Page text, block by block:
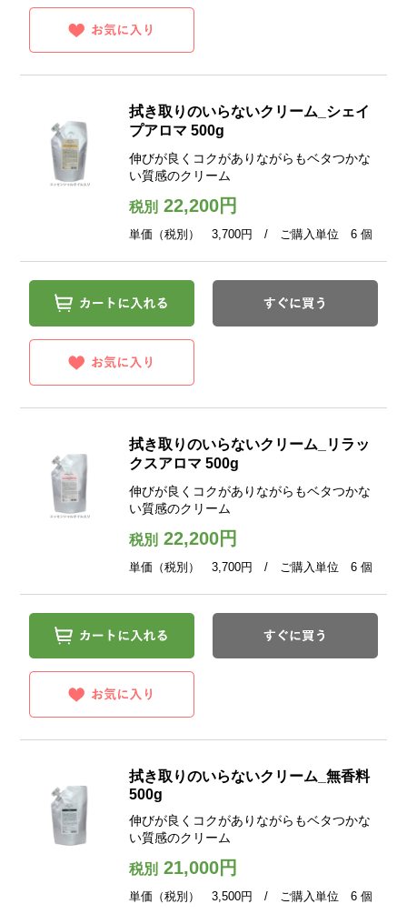
拭き取りのいらないクリーム_シェイ
プアロマ 500g
伸びが良くコクがありながらもベタつかな
い質感のクリーム
税別22,200円
単価（税別） 3,700円 / ご購入単位 6 個
拭き取りのいらないクリーム_リラッ
クスアロマ 500g
伸びが良くコクがありながらもベタつかな
い質感のクリーム
税別22,200円
単価（税別） 3,700円 / ご購入単位 6 個
拭き取りのいらないクリーム_無香料
500g
伸びが良くコクがありながらもベタつかな
い質感のクリーム
税別21,000円
単価（税別） 3,500円 / ご購入単位 6 個